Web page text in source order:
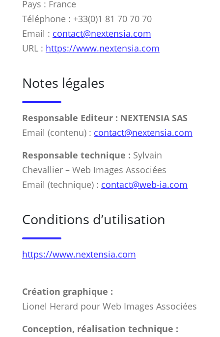
Pays : France
Téléphone : +33(0)1 81 70 70 70
Email : contact@nextensia.com
URL : https://www.nextensia.com
Notes légales
Responsable Editeur : NEXTENSIA SAS
Email (contenu) : contact@nextensia.com
Responsable technique : Sylvain
Chevallier – Web Images Associées
Email (technique) : contact@web-ia.com
Conditions d’utilisation
https://www.nextensia.com
Création graphique :
Lionel Herard pour Web Images Associées
Conception, réalisation technique :